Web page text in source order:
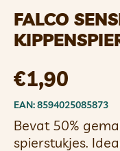
FALCO
€1,90
EAN: 8594025085873
Bevat 50%
spierstukjes.